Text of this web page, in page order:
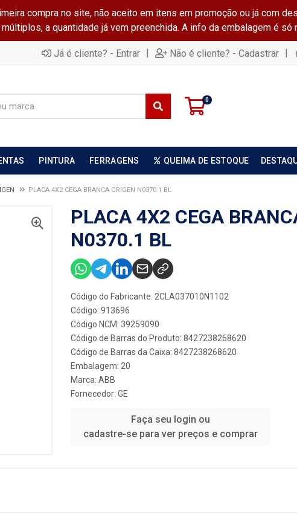
compra no site, não aceito em itens em promoção ou já com
a quantidade já vem preenchida. A info da embalagem é só
Já é cliente? - Entrar | Não é cliente? - Cadastrar |
0
PINTURA FERRAGENS QUEIMA DE ESTOQUE
PLACA 4X2 CEGA BRANCA ORIGEN N0370.1 BL
PLACA 4X2 CEGA
N0370.1 BL
Código do Fabricante: 2CLA037010N1102
Código: 913696
Código NCM: 39259090
Código de Barras do Produto: 8427238268620
Código de Barras da Caixa: 8427238268620
Embalagem: 20
Marca: ABB
Fornecedor: GE
Faça seu login ou
cadastre-se para ver preços e comprar